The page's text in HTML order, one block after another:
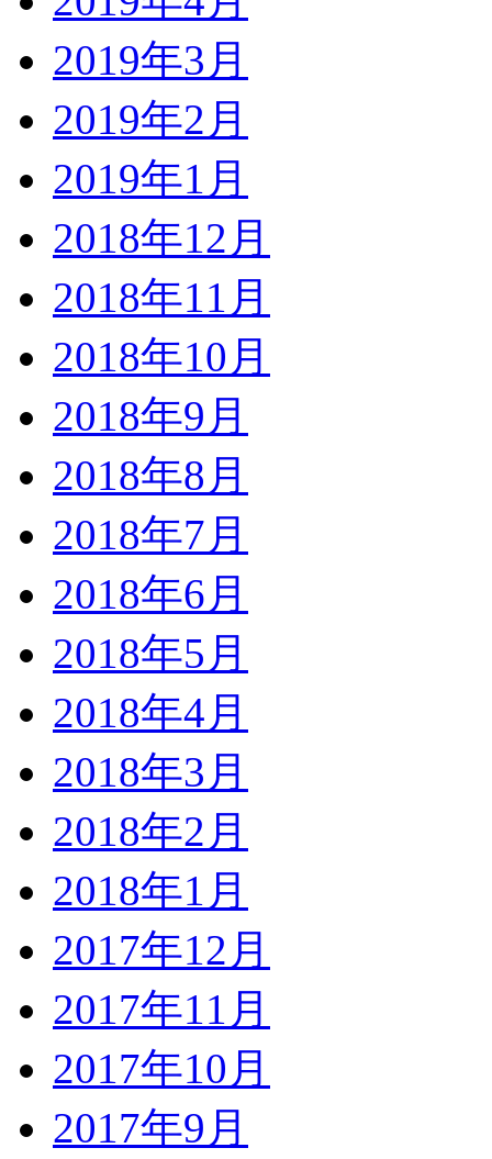
2019年3月
2019年2月
2019年1月
2018年12月
2018年11月
2018年10月
2018年9月
2018年8月
2018年7月
2018年6月
2018年5月
2018年4月
2018年3月
2018年2月
2018年1月
2017年12月
2017年11月
2017年10月
2017年9月